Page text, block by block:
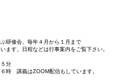
研修会。毎年４月から１月まで
ます。日程などは行事案内をご覧下さい。
分
講義はZOOM配信もしています。